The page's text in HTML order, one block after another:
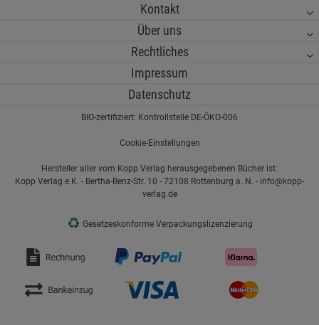
Kontakt
Über uns
Rechtliches
Impressum
Datenschutz
BIO-zertifiziert: Kontrollstelle DE-ÖKO-006
Cookie-Einstellungen
Hersteller aller vom Kopp Verlag herausgegebenen Bücher ist:
Kopp Verlag e.K. - Bertha-Benz-Str. 10 - 72108 Rottenburg a. N. - info@kopp-
verlag.de
♻ Gesetzeskonforme Verpackungslizenzierung